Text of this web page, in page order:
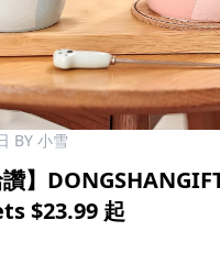
BY 小雪
讚】
$23.99 起